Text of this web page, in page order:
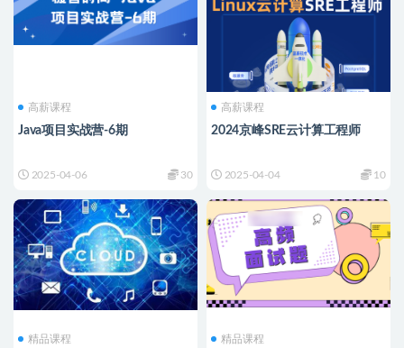
高薪课程
Java项目实战营-6期
2025-04-06 30
高薪课程
2024京峰SRE云计算工程师
2025-04-04 10
精品课程 精品课程